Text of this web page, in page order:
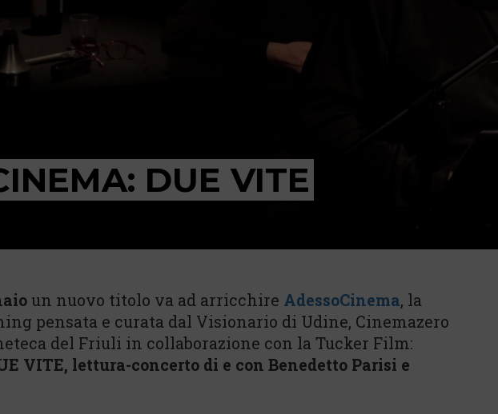
DUE VITE
un nuovo titolo va ad arricchire AdessoCinema, la
pensata e curata dal Visionario di Udine, Cinemazero
del Friuli in collaborazione con la Tucker Film:
VITE, lettura-concerto di e con Benedetto Parisi e